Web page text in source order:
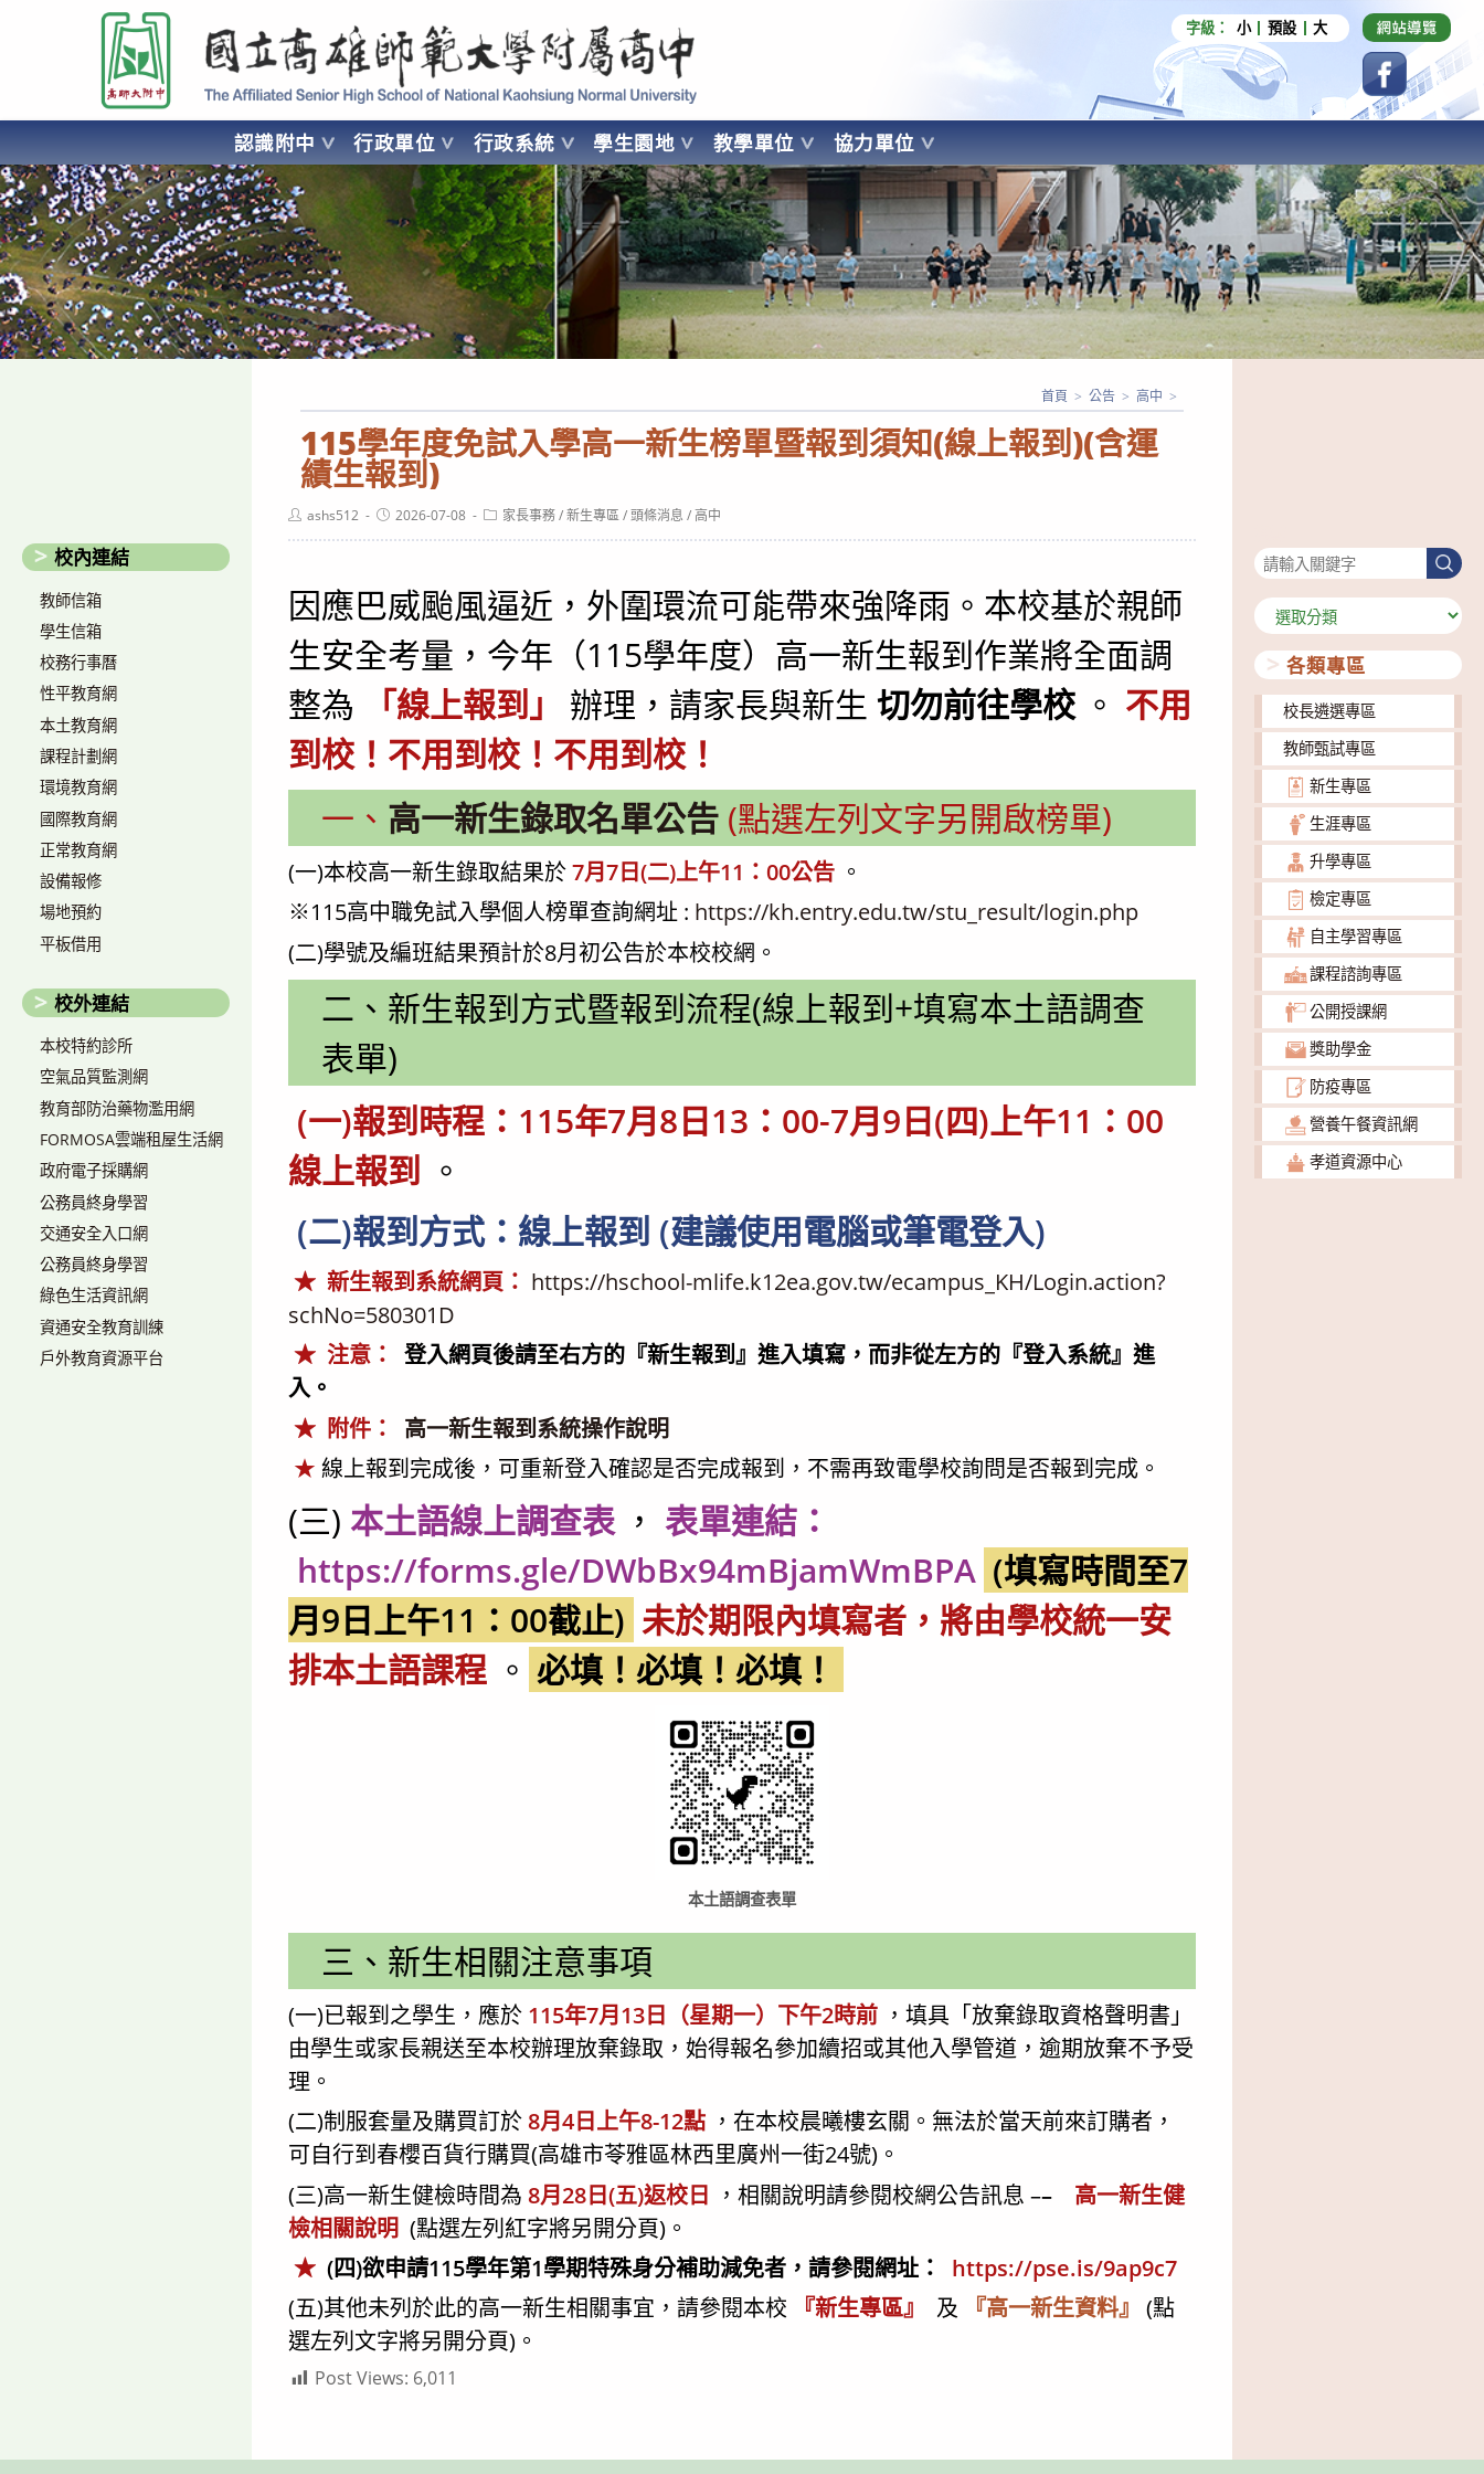
要
容
國立高雄師範大學附屬高級中學 Affiliated Senior High School of National Kaohsiung Normal University
字級： 小 預設 大
認識附中 行政單位 行政系統 學生園地 教學單位 協力單位
AFFILIATED SENIOR HIGH SCHOOL OF NATIONAL KAOHSIUNG NORMAL UNIVERSITY
115學年度免試入學高一新生榜單暨報到須知(線上報到)(含運
績生報到)
首頁 > 公告 > 高中 >
Postashs512
Post2026-07-08
Post家長事務 / 新生專區 / 頭條消息 / 高中
因應巴威颱風逼近，外圍環流可能帶來強降雨。本校基於親師
生安全考量，今年（115學年度）高一新生報到作業將全面調
整為
「線上報到」 辦理，請家長與新生 切勿前往學校 。 不用
到校！不用到校！不用到校！
一、 高一新生錄取名單公告 (點選左列文字另開啟榜單)
(一)本校高一新生錄取結果於 7月7日(二)上午11：00公告 。
※115高中職免試入學個人榜單查詢網址 : https://kh.entry.edu.tw/stu_result/login.php
(二)學號及編班結果預計於8月初公告於本校校網。
二、新生報到方式暨報到流程(線上報到+填寫本土語調查
表單)
(一)報到時程：115年7月8日13：00-7月9日(四)上午11：00
線上報到 。
(二)報到方式：線上報到 (建議使用電腦或筆電登入)
★ 新生報到系統網頁： https://hschool-mlife.k12ea.gov.tw/ecampus_KH/Login.action?
schNo=580301D
★ 注意：
登入網頁後請至右方的『新生報到』進入填寫，而非從左方的『登入系統』進
入。
★ 附件：
高一新生報到系統操作說明
★ 線上報到完成後，可重新登入確認是否完成報到，不需再致電學校詢問是否報到完成。
(三) 本土語線上調查表 ， 表單連結：
https://forms.gle/DWbBx94mBjamWmBPA (填寫時間至7
月9日上午11：00截止) 未於期限內填寫者，將由學校統一安
排本土語課程 。 必填！必填！必填！
本土語調查表單
三、新生相關注意事項
(一)已報到之學生，應於 115年7月13日（星期一）下午2時前 ，填具「放棄錄取資格聲明書」
由學生或家長親送至本校辦理放棄錄取，始得報名參加續招或其他入學管道，逾期放棄不予受
理。
(二)制服套量及購買訂於 8月4日上午8-12點 ，在本校晨曦樓玄關。無法於當天前來訂購者，
可自行到春櫻百貨行購買(高雄市苓雅區林西里廣州一街24號)。
(三)高一新生健檢時間為 8月28日(五)返校日 ，相關說明請參閱校網公告訊息 ––
高一新生健
檢相關說明 (點選左列紅字將另開分頁)。
★ (四)欲申請115學年第1學期特殊身分補助減免者，請參閱網址：
https://pse.is/9ap9c7
(五)其他未列於此的高一新生相關事宜，請參閱本校
『新生專區』 及 『高一新生資料』
(點
選左列文字將另開分頁)。
Post Views: 6,011
校內連結
教師信箱
學生信箱
校務行事曆
性平教育網
本土教育網
課程計劃網
環境教育網
國際教育網
正常教育網
設備報修
場地預約
平板借用
校外連結
本校特約診所
空氣品質監測網
教育部防治藥物濫用網
FORMOSA雲端租屋生活網
政府電子採購網
公務員終身學習
交通安全入口網
公務員終身學習
綠色生活資訊網
資通安全教育訓練
戶外教育資源平台
搜
尋
分
類
各類專區
校長遴選專區
教師甄試專區
新生專區
生涯專區
升學專區
檢定專區
自主學習專區
課程諮詢專區
公開授課網
獎助學金
防疫專區
營養午餐資訊網
孝道資源中心